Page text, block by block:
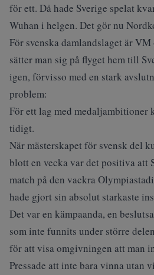
för ett. Då hade Sverige spelat
Wuhan i helgen. Det gör nu
För svenska damlandslaget är
sätter man sig på flyget hem till
igen, förvisso med en stark
problem:
För ett lag med medaljambitioner
tidigt.
När mästerskapet för svensk del
blott en vecka var det positiva att
match på den vackra
hade gjort sin absolut starkaste
Det var en kämpaanda, en
som inte funnits under större
för att visa omgivningen att man
Pressade att inte bara vinna utan